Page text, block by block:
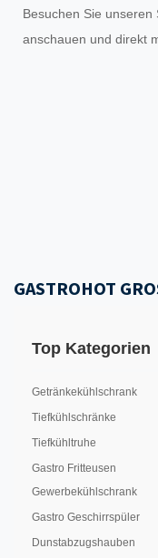
Besuchen Sie unseren
anschauen und direkt
GASTROHOT
Top Kategorien
Getränkekühlschrank
Tiefkühlschränke
Tiefkühltruhe
Gastro Fritteusen
Gewerbekühlschrank
Gastro Geschirrspüler
Dunstabzugshauben